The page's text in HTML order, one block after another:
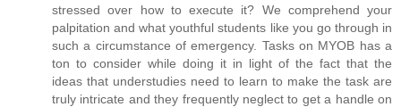
stressed over how to execute it? We comprehend your
palpitation and what youthful students like you go through in
such a circumstance of emergency. Tasks on MYOB has a
ton to consider while doing it in light of the fact that the
ideas that understudies need to learn to make the task are
truly intricate and they frequently neglect to get a handle on